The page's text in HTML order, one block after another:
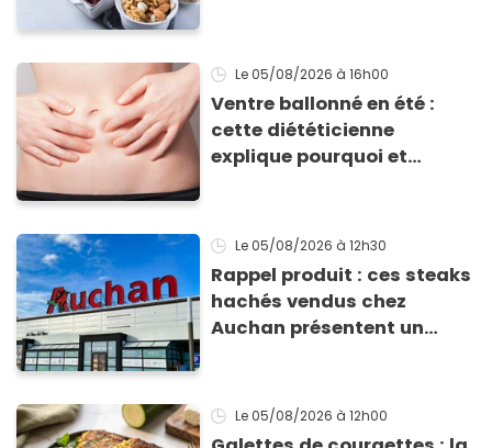
Le 05/08/2026 à 16h00
Ventre ballonné en été :
cette diététicienne
explique pourquoi et
Le 05/08/2026 à 12h30
Rappel produit : ces steaks
hachés vendus chez
Auchan présentent un
Le 05/08/2026 à 12h00